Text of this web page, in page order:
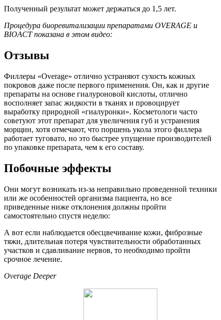
Полученный результат может держаться до 1,5 лет.
Процедура биоревитализации препаратами OVERAGE и
BIOACT показана в этом видео:
Отзывы
Филлеры «Overage» отлично устраняют сухость кожных
покровов даже после первого применения. Он, как и другие
препараты на основе гиалуроновой кислоты, отлично
восполняет запас жидкости в тканях и провоцирует
выработку природной «гиалуронки». Косметологи часто
советуют этот препарат для увеличения губ и устранения
морщин, хотя отмечают, что поршень укола этого филлера
работает туговато, но это быстрее упущение производителей
по упаковке препарата, чем к его составу.
Побочные эффекты
Они могут возникать из-за неправильно проведенной техники
или же особенностей организма пациента, но все
приведенные ниже отклонения должны пройти
самостоятельно спустя неделю:
А вот если наблюдается обесцвечивание кожи, фиброзные
тяжи, длительная потеря чувствительности обработанных
участков и сдавливание нервов, то необходимо пройти
срочное лечение.
Overage Deeper